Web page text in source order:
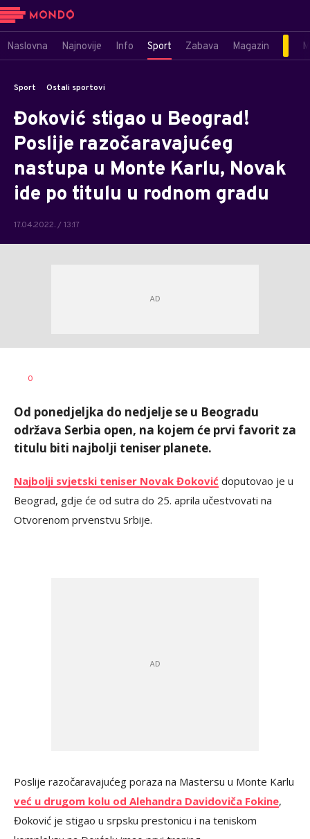
Naslovna Najnovije Info Sport Zabava Magazin
Sport Ostali sportovi
Đoković stigao u Beograd!
Poslije razočaravajućeg
nastupa u Monte Karlu, Novak
ide po titulu u rodnom gradu
17.04.2022. / 13:17
AUTOR
0
Od ponedjeljka do nedjelje se u Beogradu
održava Serbia open, na kojem će prvi favorit za
titulu biti najbolji teniser planete.
Najbolji svjetski teniser Novak Đoković doputovao je u
Beograd, gdje će od sutra do 25. aprila učestvovati na
Otvorenom prvenstvu Srbije.
Poslije razočaravajućeg poraza na Mastersu u Monte Karlu
već u drugom kolu od Alehandra Davidoviča Fokine,
Đoković je stigao u srpsku prestonicu i na teniskom